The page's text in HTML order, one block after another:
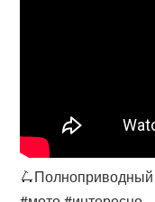
🛴Полноприводный